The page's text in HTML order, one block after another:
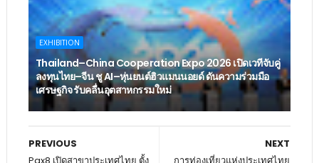
EXHIBITION
Thailand–China Cooperation Expo 2026 เปิดเวทีจับคู่
ลงทุนไทย–จีน ชู AI–หุ่นยนต์ฮิวแมนนอยด์ ดันความร่วมมือ
เศรษฐกิจ รับคลื่นอุตสาหกรรมใหม่
NEXT
PREVIOUS